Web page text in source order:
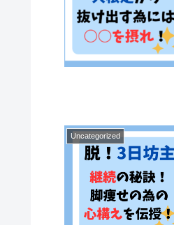
Uncategorized